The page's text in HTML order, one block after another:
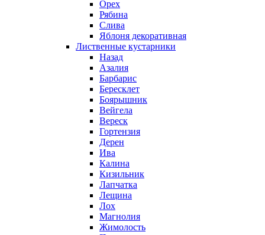
Орех
Рябина
Слива
Яблоня декоративная
Лиственные кустарники
Назад
Азалия
Барбарис
Бересклет
Боярышник
Вейгела
Вереск
Гортензия
Дерен
Ива
Калина
Кизильник
Лапчатка
Лещина
Лох
Магнолия
Жимолость